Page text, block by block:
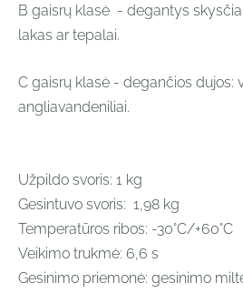
B gaisrų klasė - degantys
lakas ar tepalai.
C gaisrų klasė - degančios dujos:
angliavandeniliai.
Užpildo svoris: 1 kg
Gesintuvo svoris: 1,98 kg
Temperatūros ribos: -30°C/+60°C
Veikimo trukmė: 6,6 s
Gesinimo priemonė: gesinimo